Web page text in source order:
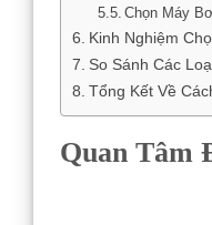
Chọn Máy
Kinh Nghiệm
So Sánh Các
Tổng Kết Về
Quan Tâm